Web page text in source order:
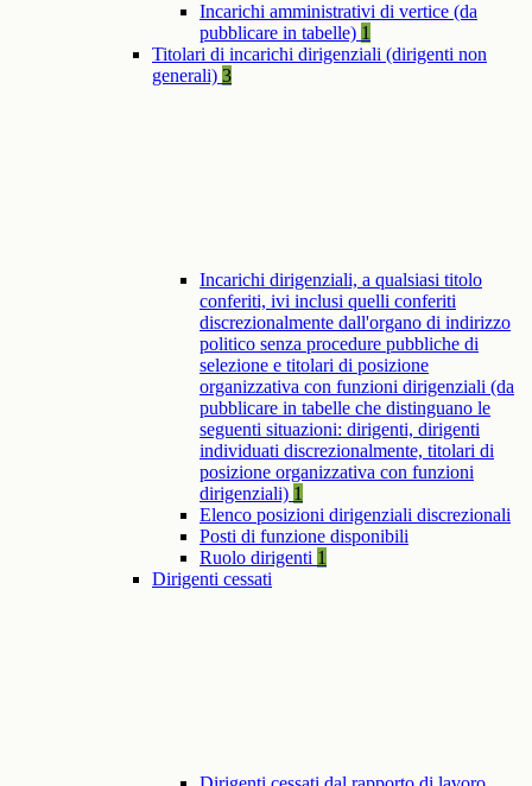
Incarichi amministrativi di vertice (da
pubblicare in tabelle) 1
Titolari di incarichi dirigenziali (dirigenti non
generali) 3
Incarichi dirigenziali, a qualsiasi titolo
conferiti, ivi inclusi quelli conferiti
discrezionalmente dall'organo di indirizzo
politico senza procedure pubbliche di
selezione e titolari di posizione
organizzativa con funzioni dirigenziali (da
pubblicare in tabelle che distinguano le
seguenti situazioni: dirigenti, dirigenti
individuati discrezionalmente, titolari di
posizione organizzativa con funzioni
dirigenziali) 1
Elenco posizioni dirigenziali discrezionali
Posti di funzione disponibili
Ruolo dirigenti 1
Dirigenti cessati